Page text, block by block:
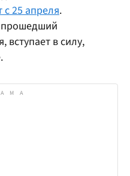
с 25 апреля.
прошедший
в силу,